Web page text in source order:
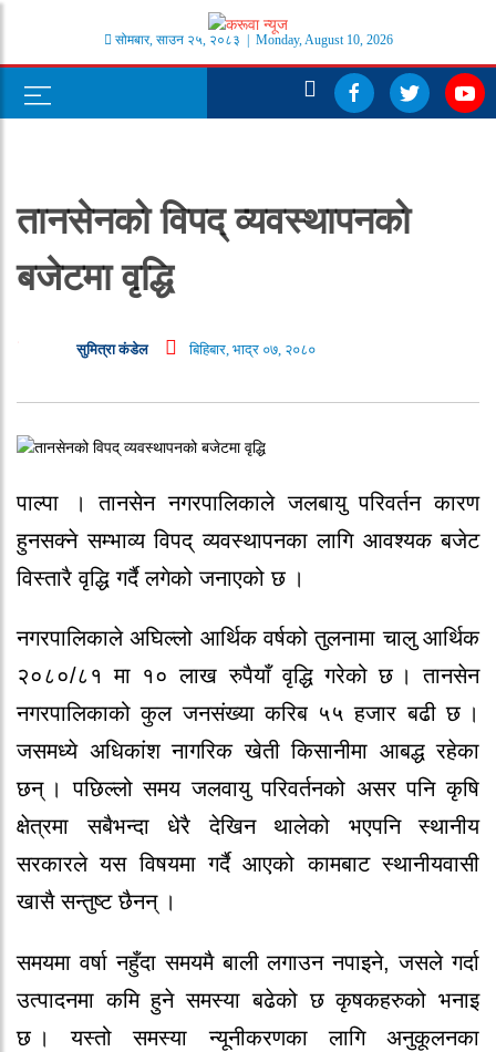
सोमबार, साउन २५ २०८३ | Monday, August 10, 2026
तानसेनको विपद् व्यवस्थापनको
बजेटमा वृद्धि
सुमित्रा कंडेल बिहिबार, भाद्र ०७, २०८०
पाल्पा । तानसेन नगरपालिकाले जलबायु परिवर्तन कारण
हुनसक्ने सम्भाव्य विपद् व्यवस्थापनका लागि आवश्यक बजेट
विस्तारै वृद्धि गर्दै लगेको जनाएको छ ।
नगरपालिकाले अघिल्लो आर्थिक वर्षको तुलनामा चालु आर्थिक
२०८०/८१ मा १० लाख रुपैयाँ वृद्धि गरेको छ । तानसेन
नगरपालिकाको कुल जनसंख्या करिब ५५ हजार बढी छ ।
जसमध्ये अधिकांश नागरिक खेती किसानीमा आबद्ध रहेका
छन् । पछिल्लो समय जलवायु परिवर्तनको असर पनि कृषि
क्षेत्रमा सबैभन्दा धेरै देखिन थालेको भएपनि स्थानीय
सरकारले यस विषयमा गर्दै आएको कामबाट स्थानीयवासी
खासै सन्तुष्ट छैनन् ।
समयमा वर्षा नहुँदा समयमै बाली लगाउन नपाइने, जसले गर्दा
उत्पादनमा कमि हुने समस्या बढेको छ कृषकहरुको भनाइ
छ । यस्तो समस्या न्यूनीकरणका लागि अनुकूलनका